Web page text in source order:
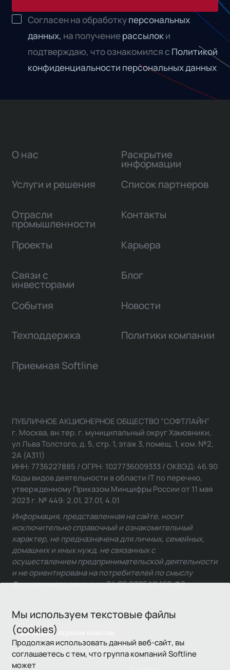
Согласен на обработкуперсональных
данных, на получениерассылоки
подтверждаю, что ознакомился с Политикой
конфиденциальности персональных данных
Мы используем текстовые файлы
(cookies)
Продолжая использовать данный веб-сайт, вы
соглашаетесь с тем, что группа компаний Softline
может
О нас
Услуги и решения
Отрасли
промышленности
Проекты
Связи с
инвесторами
Раскрытие
информации
Список партнеров
Контакты
Карьера
Блог
События Новости
Техподдержка Политики компании
Приемная Softline
Связаться с отделом качества
ПУБЛИЧНОЕ АКЦИОНЕРНОЕ ОБЩЕСТВО "СОФТЛАЙН"
г. Москва, вн.тер. г. муниципальный округ Хамовники,
ул Льва Толстого, д. 5, стр. 1, этаж 3, помещ. 1, ком. №2,
2А (А311)
ИНН: 7736227885 / ОГРН: 1027736009333 / ОКВЭД: 46.90
Коды видов деятельности в области IT по перечню,
утвержденному Приказом Минцифры России от 11 мая
2023 г. № 449: 2.01, 27.01, 4.01
Информация, представленная на сайте, носит
исключительно справочный и ознакомительный
характер, не предназначена для личных, семейных,
домашних и иных нужд, не связанных с
осуществлением предпринимательской деятельности
и не ориентирована на потребителей по смыслу
Федерального закона от 24.06.2025 № 168-ФЗ.